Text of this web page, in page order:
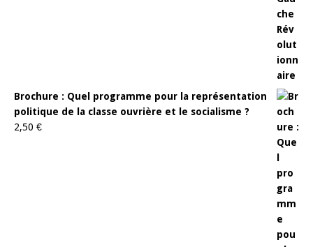
Brochure : Quel programme pour la représentation
politique de la classe ouvrière et le socialisme ?
2,50 €